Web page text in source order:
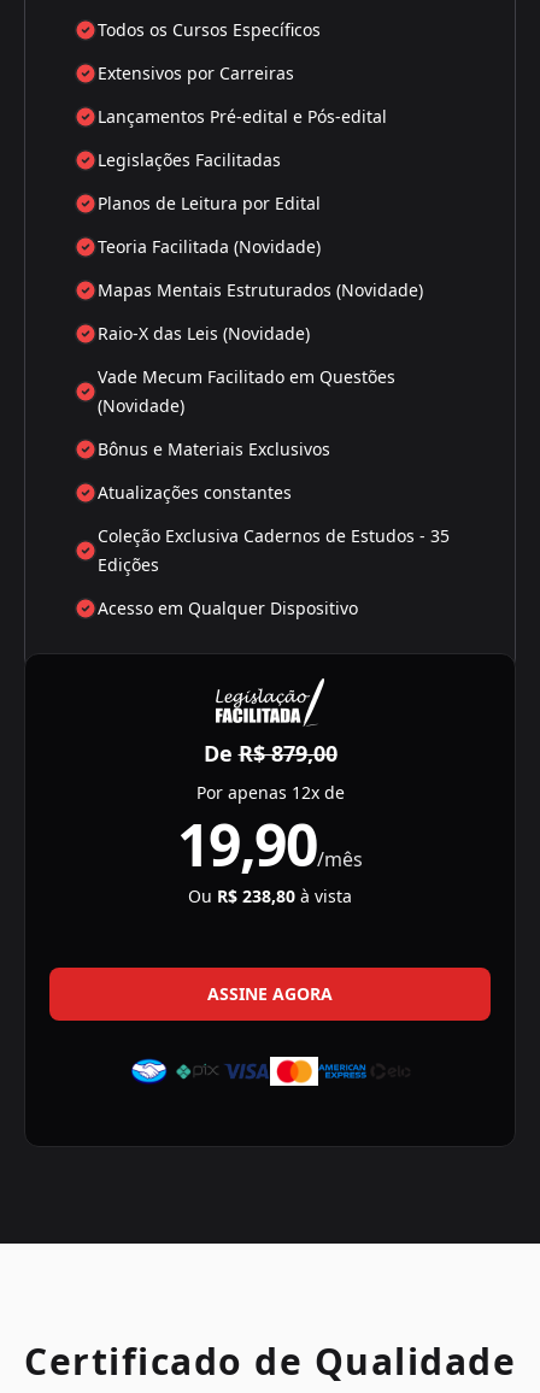
Todos os Cursos Específicos
Extensivos por Carreiras
Lançamentos Pré-edital e Pós-edital
Legislações Facilitadas
Planos de Leitura por Edital
Teoria Facilitada (Novidade)
Mapas Mentais Estruturados (Novidade)
Raio-X das Leis (Novidade)
Vade Mecum Facilitado em Questões
(Novidade)
Bônus e Materiais Exclusivos
Atualizações constantes
Coleção Exclusiva Cadernos de Estudos - 35
Edições
Acesso em Qualquer Dispositivo
DeR$ 879,00
Por apenas 12x de
19,90/mês
Ou R$ 238,80 à vista
ASSINE AGORA
Certificado de Qualidade